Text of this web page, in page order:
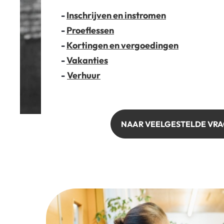
-Inschrijven en instromen
-Proeflessen
-Kortingen en vergoedingen
-Vakanties
-Verhuur
NAAR VEELGESTELDE